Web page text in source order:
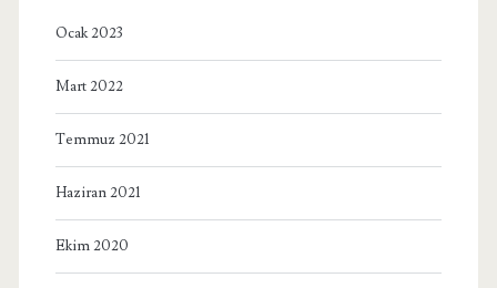
Ocak 2023
Mart 2022
Temmuz 2021
Haziran 2021
Ekim 2020